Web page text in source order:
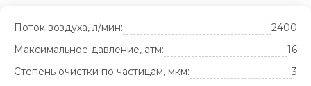
Поток воздуха, л/мин:
2400
Максимальное давление, атм:
16
Степень очистки по частицам, мкм:
3